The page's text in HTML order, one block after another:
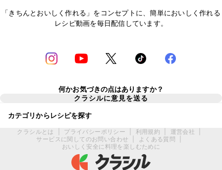
「きちんとおいしく作れる」をコンセプトに、簡単においしく作れる
レシピ動画を毎日配信しています。
何かお気づきの点はありますか？
クラシルに意見を送る
カテゴリからレシピを探す
クラシルとは プライバシーポリシー 利用規約 運営会社
サービスに関してのお問い合わせ
よくある質問
おいしく安全に料理を楽しむために